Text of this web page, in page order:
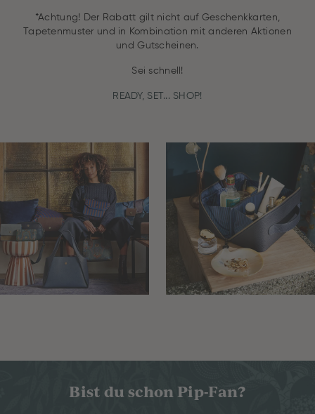
*Achtung! Der Rabatt gilt nicht auf Geschenkkarten,
Tapetenmuster und in Kombination mit anderen Aktionen
und Gutscheinen.
Sei schnell!
READY, SET... SHOP!
Bist du schon Pip-Fan?